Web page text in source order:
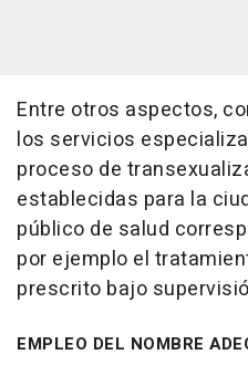
Entre otros aspectos,
los servicios
proceso de
establecidas para la
público de salud
por ejemplo el
prescrito bajo
EMPLEO DEL NOMBRE